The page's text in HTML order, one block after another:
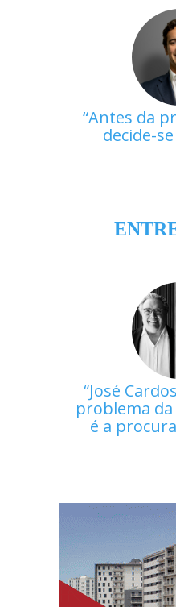
Antes da
decide-
José
problema
é a